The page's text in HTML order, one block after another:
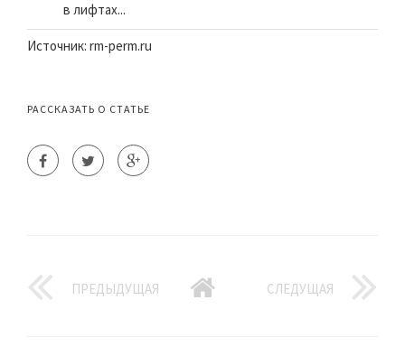
в лифтах...
Источник: rm-perm.ru
РАССКАЗАТЬ О СТАТЬЕ
ПРЕДЫДУЩАЯ СЛЕДУЩАЯ